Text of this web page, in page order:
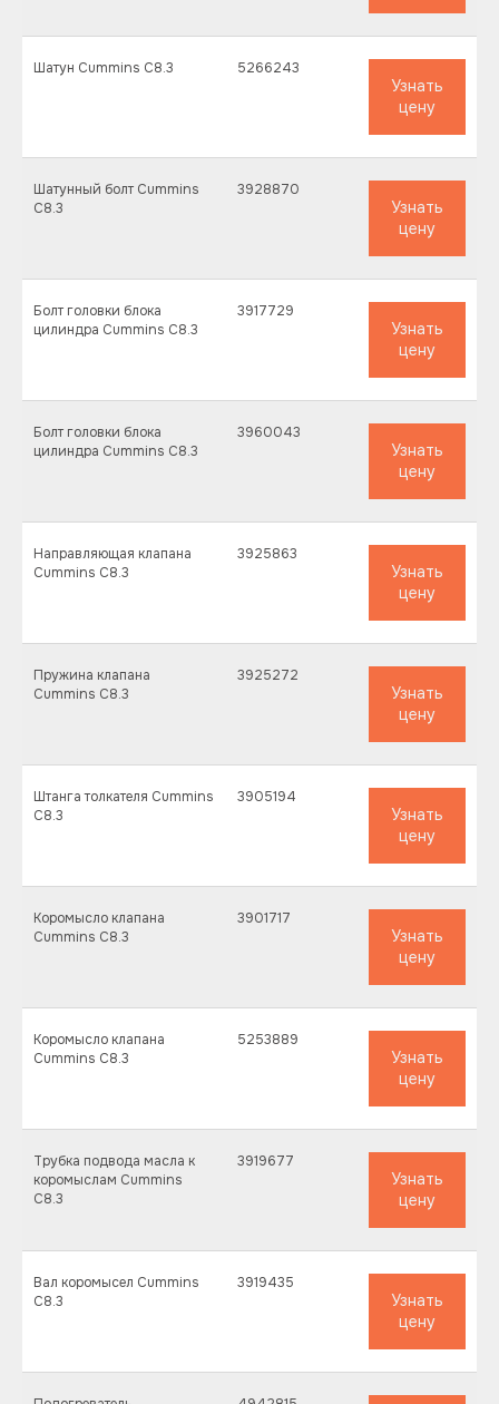
Шатун Cummins C8.3 5266243
Узнать
цену
Шатунный болт Cummins
C8.3
3928870
Узнать
цену
Болт головки блока
цилиндра Cummins C8.3
3917729
Узнать
цену
Болт головки блока
цилиндра Cummins C8.3
3960043
Узнать
цену
Направляющая клапана
Cummins C8.3
3925863
Узнать
цену
Пружина клапана
Cummins C8.3
3925272
Узнать
цену
Штанга толкателя Cummins
C8.3
3905194
Узнать
цену
Коромысло клапана
Cummins C8.3
3901717
Узнать
цену
Коромысло клапана
Cummins C8.3
5253889
Узнать
цену
Трубка подвода масла к
коромыслам Cummins
C8.3
3919677
Узнать
цену
Вал коромысел Cummins
C8.3
3919435
Узнать
цену
ИНН 6685164110
ОГРН 1196658045297
Политика конфиденциальности
ЗАПЧАСТИ ДЛЯ СПЕЦТЕХНИКИ
plantexa.parts@yandex.ru
ИНЖЕНЕРНЫЕ РАБОТЫ
+7 950 197-98-80
Металлоконструкции
Санитарно-технические работы
НАВИГАЦИЯ
Оперативно